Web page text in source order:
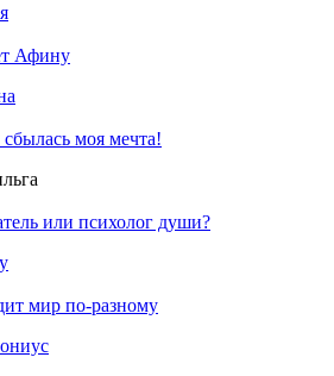
Афину
моя мечта!
или психолог души?
мир по-разному